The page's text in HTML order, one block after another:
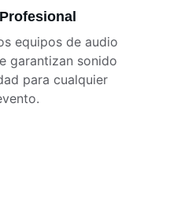
equipos de audio
garantizan sonido
para cualquier